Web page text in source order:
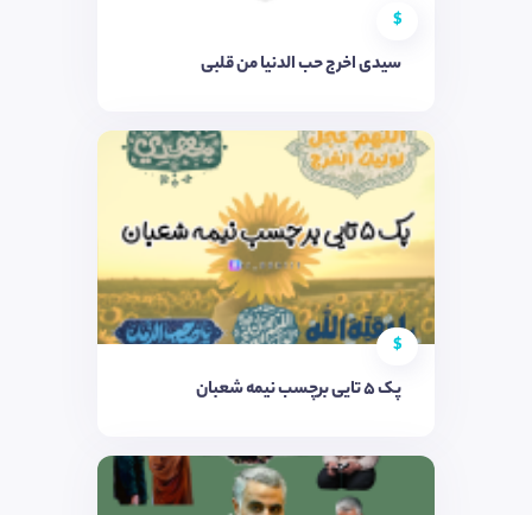
$
سیدی اخرج حب الدنیا من قلبی
$
پک ۵ تایی برچسب نیمه شعبان